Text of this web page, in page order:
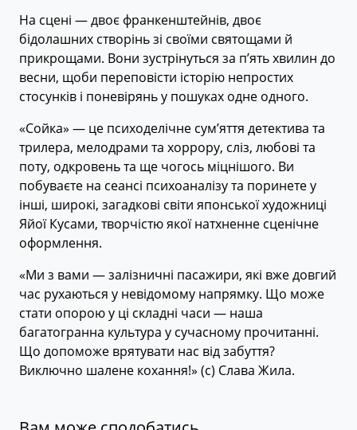
На сцені — двоє франкенштейнів, двоє
бідолашних створінь зі своїми святощами й
прикрощами. Вони зустрінуться за п’ять хвилин до
весни, щоби переповісти історію непростих
стосунків і поневірянь у пошуках одне одного.
«Сойка» — це психоделічне сумʼяття детектива та
трилера, мелодрами та хоррору, сліз, любові та
поту, одкровень та ще чогось міцнішого. Ви
побуваєте на сеансі психоаналізу та поринете у
інші, широкі, загадкові світи японської художниці
Яйої Кусами, творчістю якої натхненне сценічне
оформлення.
«Ми з вами — залізничні пасажири, які вже довгий
час рухаються у невідомому напрямку. Що може
стати опорою у ці складні часи — наша
багатогранна культура у сучасному прочитанні.
Що допоможе врятувати нас від забуття?
Виключно шалене кохання!» (с) Слава Жила.